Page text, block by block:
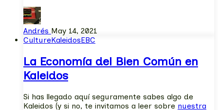
Andrés May 14, 2021
CultureKaleidosEBC
La Economía del Bien Común en
Kaleidos
Si has llegado aquí seguramente sabes algo de
Kaleidos (y si no, te invitamos a leer sobre nuestra